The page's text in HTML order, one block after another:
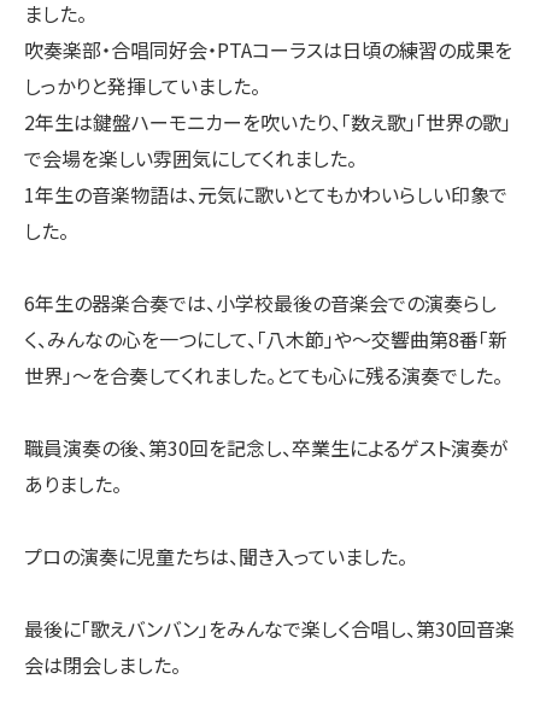
ました。
吹奏楽部・合唱同好会・PTAコーラスは日頃の練習の成果を
しっかりと発揮していました。
2年生は鍵盤ハーモニカーを吹いたり、「数え歌」「世界の歌」
で会場を楽しい雰囲気にしてくれました。
1年生の音楽物語は、元気に歌いとてもかわいらしい印象で
した。
6年生の器楽合奏では、小学校最後の音楽会での演奏らし
く、みんなの心を一つにして、「八木節」や〜交響曲第8番「新
世界」〜を合奏してくれました。とても心に残る演奏でした。
職員演奏の後、第30回を記念し、卒業生によるゲスト演奏が
ありました。
プロの演奏に児童たちは、聞き入っていました。
最後に「歌えバンバン」をみんなで楽しく合唱し、第30回音楽
会は閉会しました。